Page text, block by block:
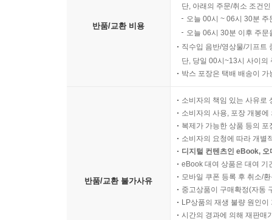
반품/교환 비용
단, 아래의 주문/취소 조건
오늘 00시 ~ 06시 30분
오늘 06시 30분 이후 주
직수입 음반/영상물/기프트
단, 당일 00시~13시 사이의
박스 포장은 택배 배송이
반품/교환 불가사유
소비자의 책임 있는 사유로
소비자의 사용, 포장 개봉
복제가 가능한 상품 등의
소비자의 요청에 따라 개별
디지털 컨텐츠인 eBook,
eBook 대여 상품은 대여 기
모바일 쿠폰 등록 후 취소/
중고상품이 구매확정(자동
LP상품의 재생 불량 원인
시간의 경과에 의해 재판매